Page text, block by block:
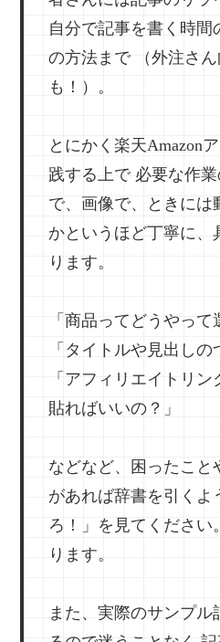
自分で記事を書く時間
の方法まで（外注さん
も！）。
とにかく楽天Amazon
践する上で必要な作業
で、画像で、ときには
かというほど丁寧に、
ります。
「商品ってどうやって
「タイトルや見出しの
「アフィリエイトリ
貼ればいいの？」
などなど、困ったこと
があれば辞書を引くよ
ろ！」を見てください
ります。
また、実際のサンプル